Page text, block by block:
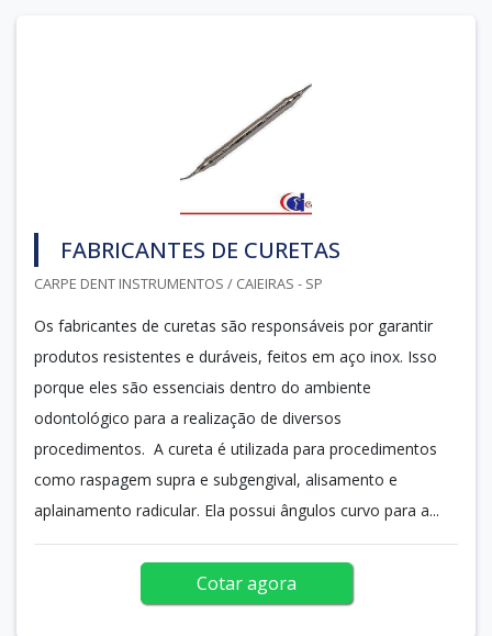
FABRICANTES DE CURETAS
CARPE DENT INSTRUMENTOS / CAIEIRAS - SP
Os fabricantes de curetas são responsáveis por garantir
produtos resistentes e duráveis, feitos em aço inox. Isso
porque eles são essenciais dentro do ambiente
odontológico para a realização de diversos
procedimentos. A cureta é utilizada para procedimentos
como raspagem supra e subgengival, alisamento e
aplainamento radicular. Ela possui ângulos curvo para a...
Cotar agora